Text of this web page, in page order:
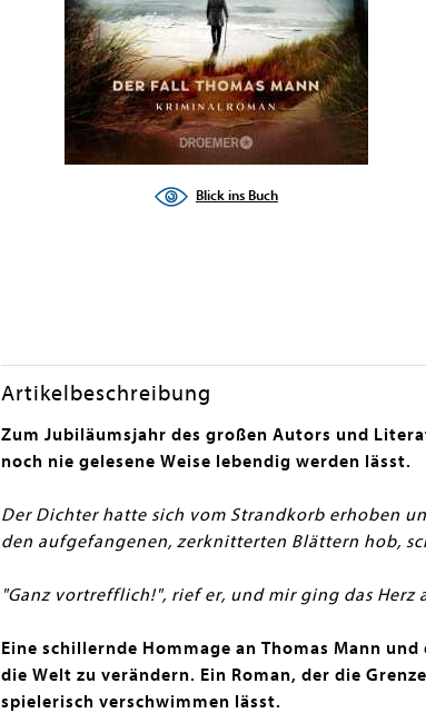
Blick ins Buch
Artikelbeschreibung
Zum Jubiläumsjahr des großen Autors und
noch nie gelesene Weise lebendig werden lässt.
Der Dichter hatte sich vom Strandkorb erhoben
den aufgefangenen, zerknitterten Blättern hob,
"Ganz vortrefflich!", rief er, und mir ging das Herz
Eine schillernde Hommage an Thomas Mann
die Welt zu verändern. Ein Roman, der die
spielerisch verschwimmen lässt.